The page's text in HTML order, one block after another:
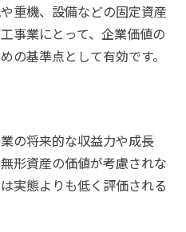
や重機、設備などの固定資産
事業にとって、企業価値の
の基準点として有効です。
業の将来的な収益力や成長
形資産の価値が考慮されな
実態よりも低く評価される